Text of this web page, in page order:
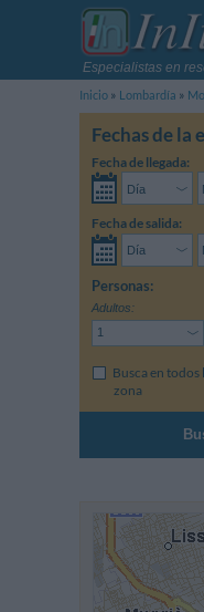
Especialistas en
Inicio
Lombardía
Fechas de la
Fecha de llegada:
Fecha de salida:
Personas:
Adultos:
Busca en todos
zona